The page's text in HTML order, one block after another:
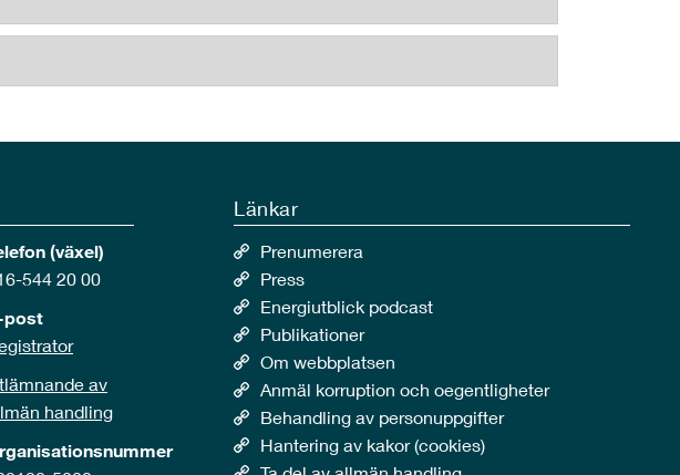
(växel)
544 20 00
post
av
handling
Länkar
Prenumerera
Press
Energiutblick podcast
Publikationer
Om webbplatsen
Anmäl korruption och oegentligheter
Behandling av personuppgifter
Hantering av kakor (cookies)